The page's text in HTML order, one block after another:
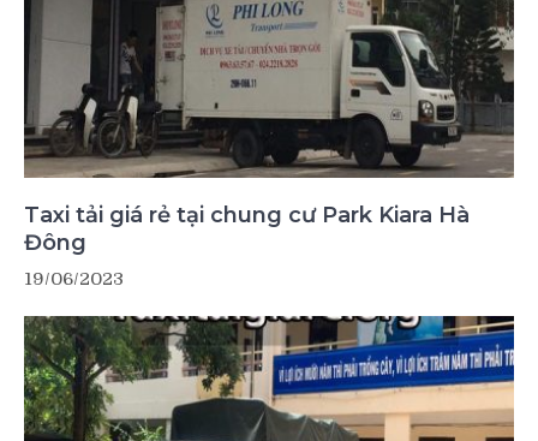
Taxi tải giá rẻ tại chung cư Park Kiara Hà
Đông
19/06/2023